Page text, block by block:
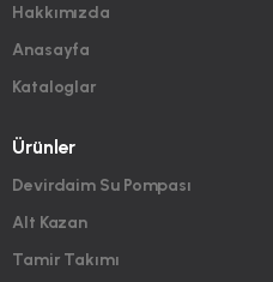
Hakkımızda
Anasayfa
Kataloglar
Ürünler
Devirdaim Su Pompası
Alt Kazan
Tamir Takımı